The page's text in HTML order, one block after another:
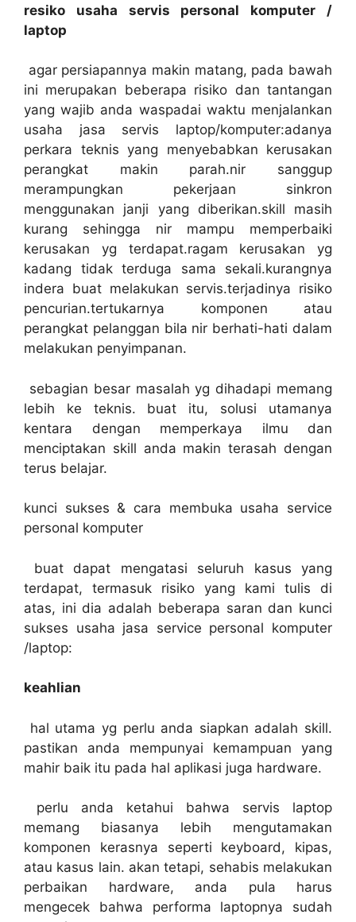
resiko usaha servis personal komputer /
laptop
agar persiapannya makin matang, pada bawah
ini merupakan beberapa risiko dan tantangan
yang wajib anda waspadai waktu menjalankan
usaha jasa servis laptop/komputer:adanya
perkara teknis yang menyebabkan kerusakan
perangkat makin parah.nir sanggup
merampungkan pekerjaan sinkron
menggunakan janji yang diberikan.skill masih
kurang sehingga nir mampu memperbaiki
kerusakan yg terdapat.ragam kerusakan yg
kadang tidak terduga sama sekali.kurangnya
indera buat melakukan servis.terjadinya risiko
pencurian.tertukarnya komponen atau
perangkat pelanggan bila nir berhati-hati dalam
melakukan penyimpanan.
sebagian besar masalah yg dihadapi memang
lebih ke teknis. buat itu, solusi utamanya
kentara dengan memperkaya ilmu dan
menciptakan skill anda makin terasah dengan
terus belajar.
kunci sukses & cara membuka usaha service
personal komputer
buat dapat mengatasi seluruh kasus yang
terdapat, termasuk risiko yang kami tulis di
atas, ini dia adalah beberapa saran dan kunci
sukses usaha jasa service personal komputer
/laptop:
keahlian
hal utama yg perlu anda siapkan adalah skill.
pastikan anda mempunyai kemampuan yang
mahir baik itu pada hal aplikasi juga hardware.
perlu anda ketahui bahwa servis laptop
memang biasanya lebih mengutamakan
komponen kerasnya seperti keyboard, kipas,
atau kasus lain. akan tetapi, sehabis melakukan
perbaikan hardware, anda pula harus
mengecek bahwa performa laptopnya sudah